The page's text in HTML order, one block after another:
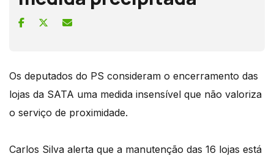
Os deputados do PS consideram o encerramento das
lojas da SATA uma medida insensível que não valoriza
o serviço de proximidade.
Carlos Silva alerta que a manutenção das 16 lojas está